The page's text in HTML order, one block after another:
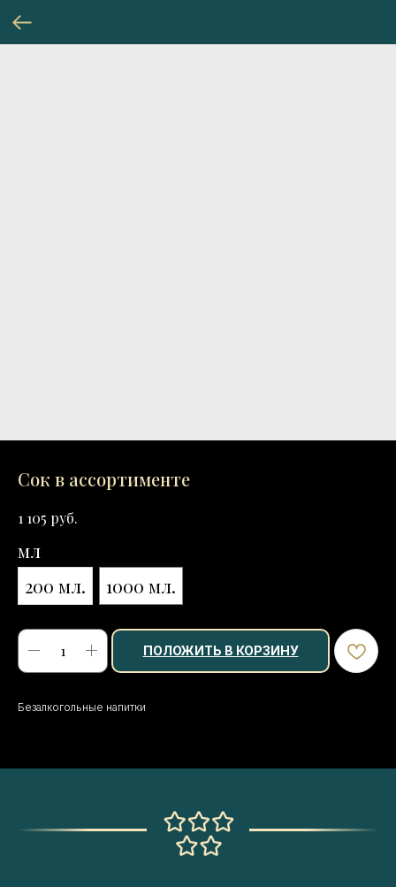
Сок в ассортименте
1 105 руб.
мл
200 мл.
1000 мл.
ПОЛОЖИТЬ В КОРЗИНУ
Безалкогольные напитки